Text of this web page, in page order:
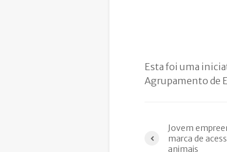
Esta foi uma
Agrupamento de
Jovem
marca de
animais